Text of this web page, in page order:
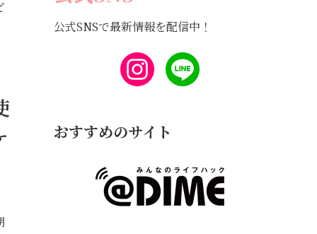
公式SNSで最新情報を配信中！
おすすめのサイト